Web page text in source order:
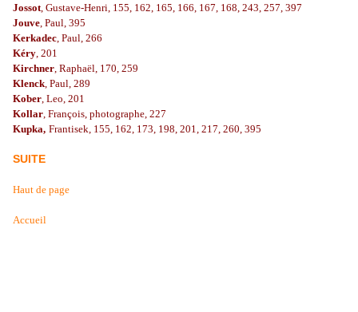
Jossot, Gustave-Henri, 155, 162, 165, 166, 167, 168, 243, 257, 397
Jouve, Paul, 395
Kerkadec, Paul, 266
Kéry, 201
Kirchner, Raphaël, 170, 259
Klenck, Paul, 289
Kober, Leo, 201
Kollar, François, photographe, 227
Kupka, Frantisek, 155, 162, 173, 198, 201, 217, 260, 395
SUITE
Haut de page
Accueil